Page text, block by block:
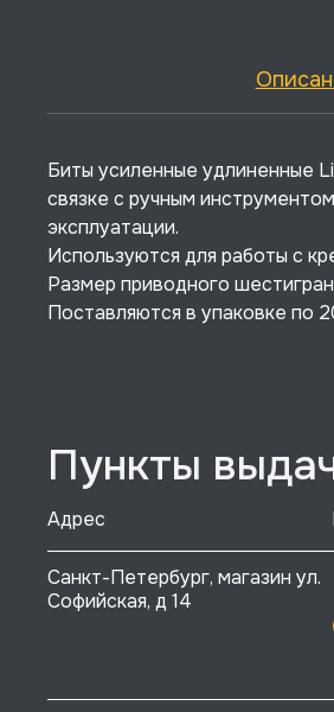
Биты усиленные удлиненные
связке с ручным
эксплуатации.
Используются для работы с
Размер приводного
Поставляются в упаковке по
Пункты
Адрес
Санкт-Петербург, магазин ул.
Софийская, д 14